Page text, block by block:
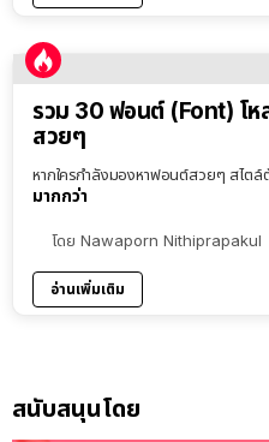
รวม 30 ฟอนต์ (Font) โห
สวยๆ
หากใครกำลังมองหาฟอนต์สวยๆ สไตล์
มากกว่า
โดย Nawaporn Nithiprapakul
อ่านเพิ่มเติม
สนับสนุนโดย